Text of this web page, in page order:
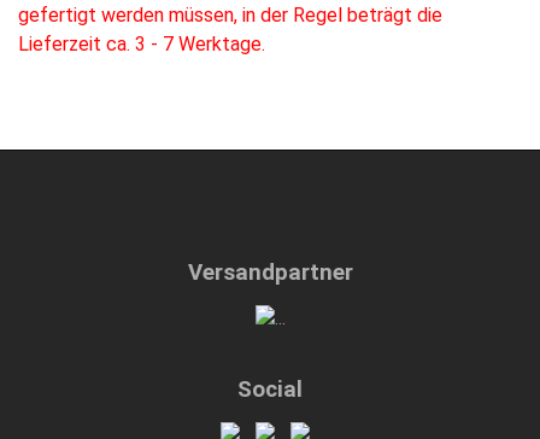
gefertigt werden müssen, in der Regel beträgt die
Lieferzeit ca. 3 - 7 Werktage.
Versandpartner
Social